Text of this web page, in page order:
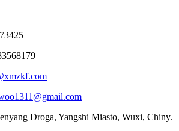
Droga, Yangshi Miasto, Wuxi, Chiny.